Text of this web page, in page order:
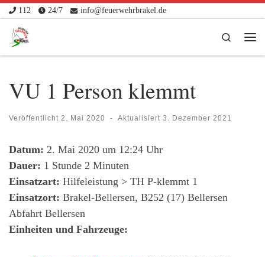
Zum Inhalt springen
112 24/7 info@feuerwehrbrakel.de
Search
VU 1 Person klemmt
Veröffentlicht 2. Mai 2020 - Aktualisiert 3. Dezember 2021
Datum: 2. Mai 2020 um 12:24 Uhr
Dauer: 1 Stunde 2 Minuten
Einsatzart: Hilfeleistung > TH P-klemmt 1
Einsatzort: Brakel-Bellersen, B252 (17) Bellersen
Abfahrt Bellersen
Einheiten und Fahrzeuge: